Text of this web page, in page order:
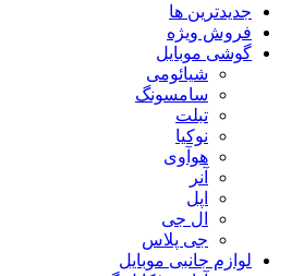
جدیدترین ها
فروش ویژه
گوشی موبایل
شیائومی
سامسونگ
تبلت
نوکیا
هوآوی
آنر
اپل
ال جی
جی پلاس
لوازم جانبی موبایل